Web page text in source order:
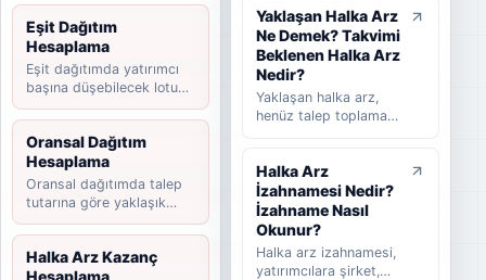
Eşit Dağıtım
Hesaplama
Eşit dağıtımda yatırımcı
başına düşebilecek lotu
tahmin edin.
Oransal Dağıtım
Hesaplama
Oransal dağıtımda talep
tutarına göre yaklaşık
payınızı hesaplayın.
Halka Arz Kazanç
Hesaplama
dağıtım yöntemini,
beklenen ve
tamamlanan halka arz
süreçlerini takip
etmeye yardımcı olan
rehber niteliğinde bir
listedir. Bu yazıda
nedir, nasıl okunur,
hangi bilgilere dikkat
edilmelidir ve
yatırımcılar güncel
halka arzları takip
ederken nelere
bakmalıdır sade
Yaklaşan Halka Arz
Ne Demek? Takvimi
Beklenen Halka Arz
Nedir?
Yaklaşan halka arz,
henüz talep toplama
tarafından takip
edilen şirketleri ifade
eder. Takvimi
beklenen halka arz ise
başvuru veya hazırlık
sürecinde olup talep
Halka Arz
İzahnamesi Nedir?
İzahname Nasıl
Okunur?
Halka arz izahnamesi,
yatırımcılara şirket,